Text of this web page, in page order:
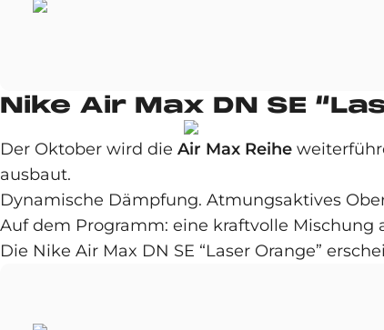
Nike Air Max DN SE
Der Oktober wird die Air Max Reihe
ausbaut.
Dynamische Dämpfung. Atmungsaktives
Auf dem Programm: eine kraftvolle Mischung
Die Nike Air Max DN SE “Laser Orange”